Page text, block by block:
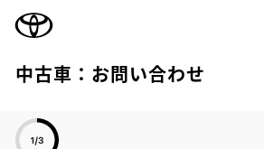
中古車：お問い合わせ